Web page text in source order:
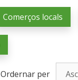
Comerços locals
Ordernar per